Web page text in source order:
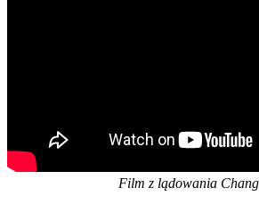
Film z lądowania